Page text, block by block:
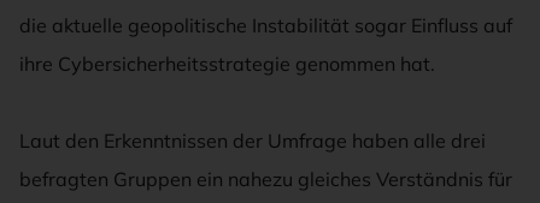
die aktuelle geopolitische Instabilität sogar Einfluss auf
ihre Cybersicherheitsstrategie genommen hat.
Laut den Erkenntnissen der Umfrage haben alle drei
befragten Gruppen ein nahezu gleiches Verständnis für